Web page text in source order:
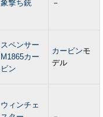
象撃ち銃 －
スペンサー
M1865カー
ビン
カービンモ
デル
ウィンチェ